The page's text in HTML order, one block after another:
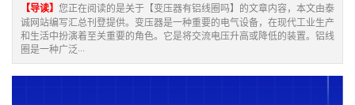
【导读】 您正在阅读的是关于【变压器有铝线圈吗】的文章内容，本文由泰
诚网站编写汇总刊登提供。变压器是一种重要的电气设备，在现代工业生产
和生活中扮演着至关重要的角色。它是将交流电压升高或降低的装置。铝线
圈是一种广泛···